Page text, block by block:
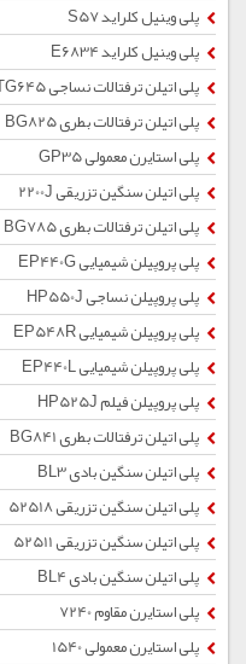
پلی وینیل کلراید S57
پلی وینیل کلراید E6834
پلی اتیلن ترفتالات نساجی TG645
پلی اتیلن ترفتالات بطری BG825
پلی استایرن معمولی GP35
پلی اتیلن سنگین تزریقی 2200J
پلی اتیلن ترفتالات بطری BG785
پلی پروپیلن شیمیایی EP440G
پلی پروپیلن نساجی HP550J
پلی پروپیلن شیمیایی EP548R
پلی پروپیلن شیمیایی EP440L
پلی پروپیلن فیلم HP525J
پلی اتیلن ترفتالات بطری BG841
پلی اتیلن سنگین بادی BL3
پلی اتیلن سنگین تزریقی 52518
پلی اتیلن سنگین تزریقی 52511
پلی اتیلن سنگین بادی BL4
پلی استایرن مقاوم 7240
پلی استایرن معمولی 1540